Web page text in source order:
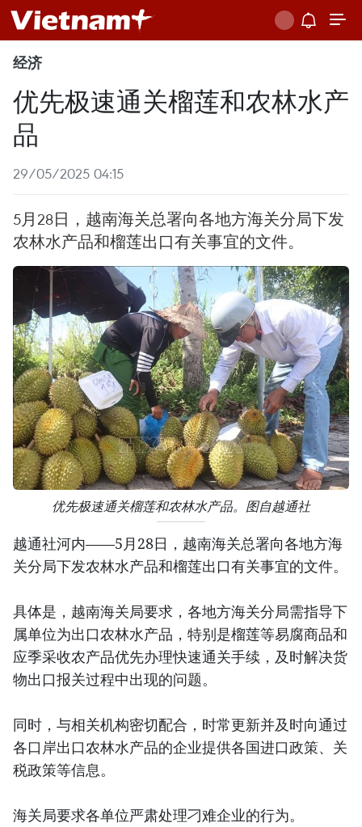
经济
优先极速通关榴莲和农林水产
品
29/05/2025 04:15
5月28日，越南海关总署向各地方海关分局下发
农林水产品和榴莲出口有关事宜的文件。
优先极速通关榴莲和农林水产品。图自越通社
越通社河内——5月28日，越南海关总署向各地方海
关分局下发农林水产品和榴莲出口有关事宜的文件。
具体是，越南海关局要求，各地方海关分局需指导下
属单位为出口农林水产品，特别是榴莲等易腐商品和
应季采收农产品优先办理快速通关手续，及时解决货
物出口报关过程中出现的问题。
同时，与相关机构密切配合，时常更新并及时向通过
各口岸出口农林水产品的企业提供各国进口政策、关
税政策等信息。
海关局要求各单位严肃处理刁难企业的行为。